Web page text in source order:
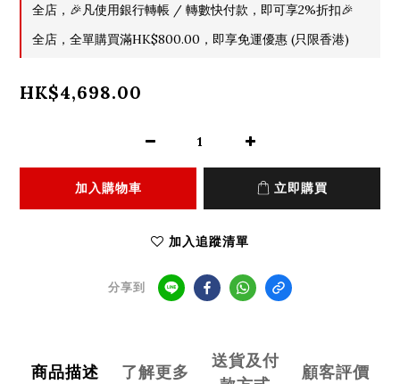
全店，🎉凡使用銀行轉帳 / 轉數快付款，即可享2%折扣🎉
全店，全單購買滿HK$800.00，即享免運優惠 (只限香港)
HK$4,698.00
加入購物車 立即購買
加入追蹤清單
分享到
商品描述 了解更多
送貨及付
顧客評價